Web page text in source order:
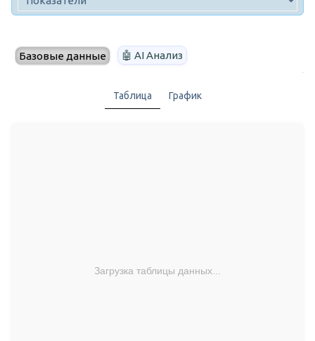
Базовые данные 🤖 AI Анализ
Таблица График
Загрузка таблицы данных...